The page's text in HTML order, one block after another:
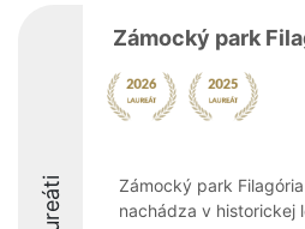
Zámocký park
Zámocký park
nachádza v historickej